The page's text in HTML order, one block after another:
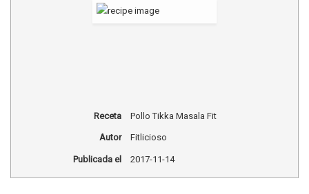
Receta Pollo Tikka Masala Fit
Autor Fitlicioso
Publicada el 2017-11-14